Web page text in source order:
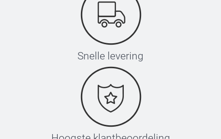
Snelle levering